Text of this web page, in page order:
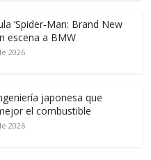
‘Spider‑Man: Brand New
escena a BMW
2026
japonesa que
el combustible
2026